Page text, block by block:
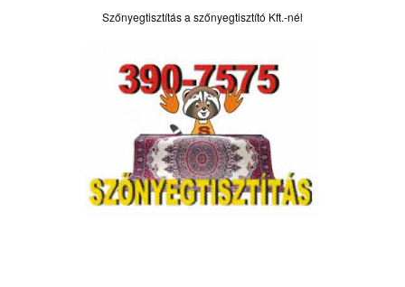
Szőnyegtisztítás a szőnyegtisztító Kft.-nél